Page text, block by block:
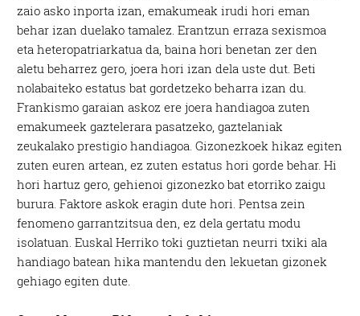
zaio asko inporta izan, emakumeak irudi hori eman
behar izan duelako tamalez. Erantzun erraza sexismoa
eta heteropatriarkatua da, baina hori benetan zer den
aletu beharrez gero, joera hori izan dela uste dut. Beti
nolabaiteko estatus bat gordetzeko beharra izan du.
Frankismo garaian askoz ere joera handiagoa zuten
emakumeek gaztelerara pasatzeko, gaztelaniak
zeukalako prestigio handiagoa. Gizonezkoek hikaz egiten
zuten euren artean, ez zuten estatus hori gorde behar. Hi
hori hartuz gero, gehienoi gizonezko bat etorriko zaigu
burura. Faktore askok eragin dute hori. Pentsa zein
fenomeno garrantzitsua den, ez dela gertatu modu
isolatuan. Euskal Herriko toki guztietan neurri txiki ala
handiago batean hika mantendu den lekuetan gizonek
gehiago egiten dute.